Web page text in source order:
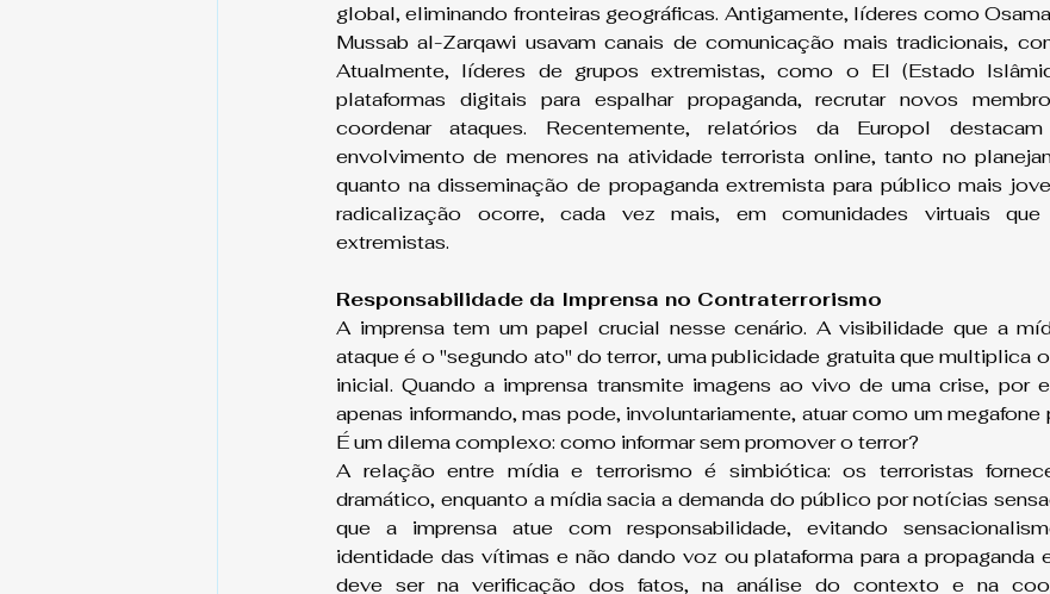
global, eliminando fronteiras geográficas. Antigamente, líderes como
Mussab al-Zarqawi usavam canais de comunicação mais tradicionais,
Atualmente, líderes de grupos extremistas, como o EI (Estado
plataformas digitais para espalhar propaganda, recrutar novos
coordenar ataques. Recentemente, relatórios da Europol
envolvimento de menores na atividade terrorista online, tanto no
quanto na disseminação de propaganda extremista para público mais
radicalização ocorre, cada vez mais, em comunidades virtuais que
extremistas.
Responsabilidade da Imprensa no Contraterrorismo
A imprensa tem um papel crucial nesse cenário. A visibilidade que a
ataque é o "segundo ato" do terror, uma publicidade gratuita que multiplica
inicial. Quando a imprensa transmite imagens ao vivo de uma crise, por
apenas informando, mas pode, involuntariamente, atuar como um megafone
É um dilema complexo: como informar sem promover o terror?
A relação entre mídia e terrorismo é simbiótica: os terroristas
dramático, enquanto a mídia sacia a demanda do público por notícias
que a imprensa atue com responsabilidade, evitando
identidade das vítimas e não dando voz ou plataforma para a propaganda
deve ser na verificação dos fatos, na análise do contexto e na